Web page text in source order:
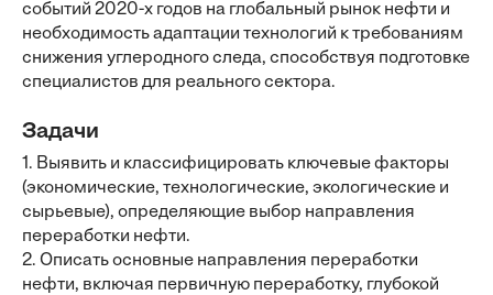
событий 2020-х годов на глобальный рынок нефти и
необходимость адаптации технологий к требованиям
снижения углеродного следа, способствуя подготовке
специалистов для реального сектора.
Задачи
1. Выявить и классифицировать ключевые факторы
(экономические, технологические, экологические и
сырьевые), определяющие выбор направления
переработки нефти.
2. Описать основные направления переработки
нефти, включая первичную переработку, глубокой